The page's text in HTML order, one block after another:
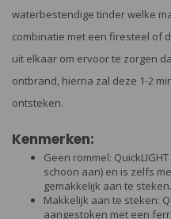
waterbestendige tinder welke
combinatie met een firesteel of
uit elkaar om ervoor te zorgen
ontbrand, hierna zal deze 1-2
ontsteken.
Kenmerken:
Geen rommel:
schoon aan) en is zelfs
gemakkelijk aan te steken.
Makkelijk aan te steken:
aangestoken met een